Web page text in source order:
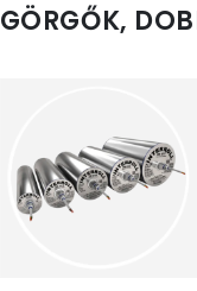
GÖRGŐK,